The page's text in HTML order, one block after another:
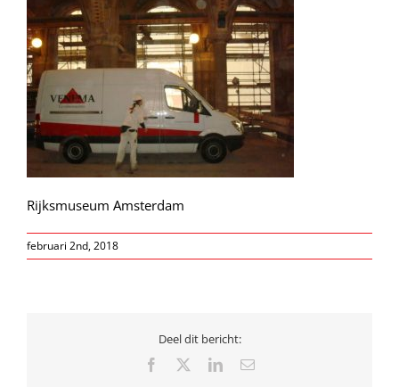
Rijksmuseum Amsterdam
februari 2nd, 2018
Deel dit bericht:
Facebook LinkedIn
E-